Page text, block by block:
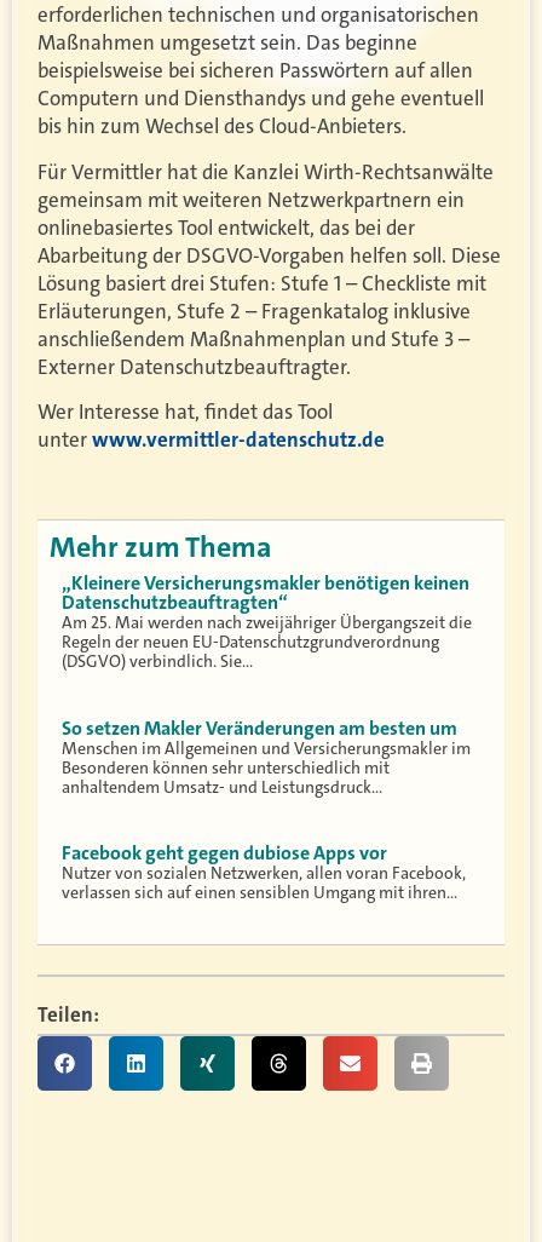
erforderlichen technischen und organisatorischen
Maßnahmen umgesetzt sein. Das beginne
beispielsweise bei sicheren Passwörtern auf allen
Computern und Diensthandys und gehe eventuell
bis hin zum Wechsel des Cloud-Anbieters.
Für Vermittler hat die Kanzlei Wirth-Rechtsanwälte
gemeinsam mit weiteren Netzwerkpartnern ein
onlinebasiertes Tool entwickelt, das bei der
Abarbeitung der DSGVO-Vorgaben helfen soll. Diese
Lösung basiert drei Stufen: Stufe 1 – Checkliste mit
Erläuterungen, Stufe 2 – Fragenkatalog inklusive
anschließendem Maßnahmenplan und Stufe 3 –
Externer Datenschutzbeauftragter.
Wer Interesse hat, findet das Tool
unterwww.vermittler-datenschutz.de
Mehr zum Thema
„Kleinere Versicherungsmakler benötigen keinen
Datenschutzbeauftragten“
Am 25. Mai werden nach zweijähriger Übergangszeit die
Regeln der neuen EU-Datenschutzgrundverordnung
(DSGVO) verbindlich. Sie…
So setzen Makler Veränderungen am besten um
Menschen im Allgemeinen und Versicherungsmakler im
Besonderen können sehr unterschiedlich mit
anhaltendem Umsatz- und Leistungsdruck…
Facebook geht gegen dubiose Apps vor
Nutzer von sozialen Netzwerken, allen voran Facebook,
verlassen sich auf einen sensiblen Umgang mit ihren…
Teilen: